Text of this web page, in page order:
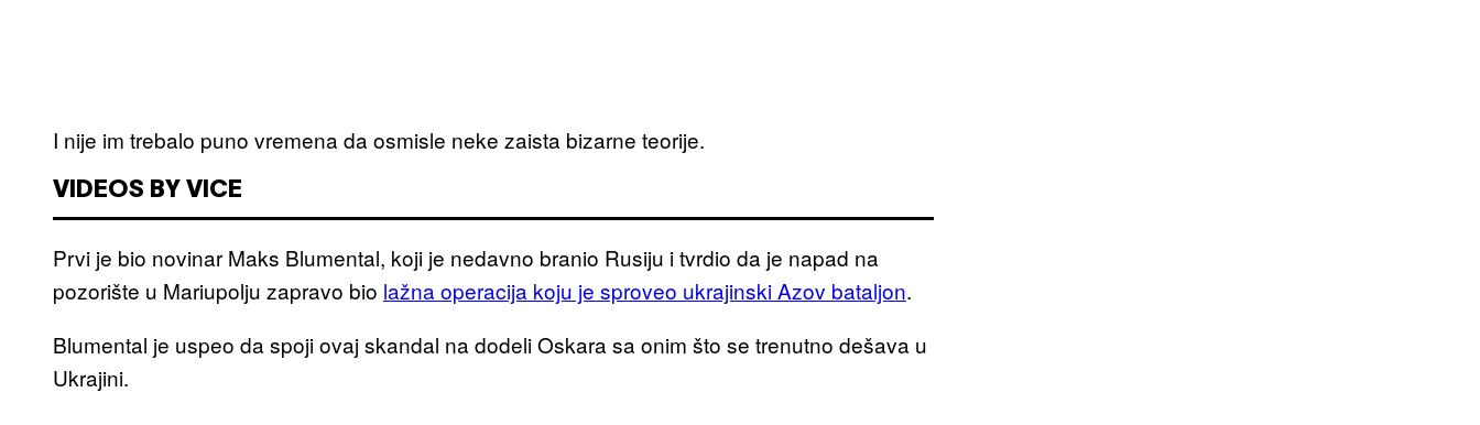
I nije im trebalo puno vremena da osmisle neke zaista bizarne teorije.
VIDEOS BY VICE
Prvi je bio novinar Maks Blumental, koji je nedavno branio Rusiju i tvrdio da je napad na
pozorište u Mariupolju zapravo bio lažna operacija koju je sproveo ukrajinski Azov bataljon.
Blumental je uspeo da spoji ovaj skandal na dodeli Oskara sa onim što se trenutno dešava u
Ukrajini.